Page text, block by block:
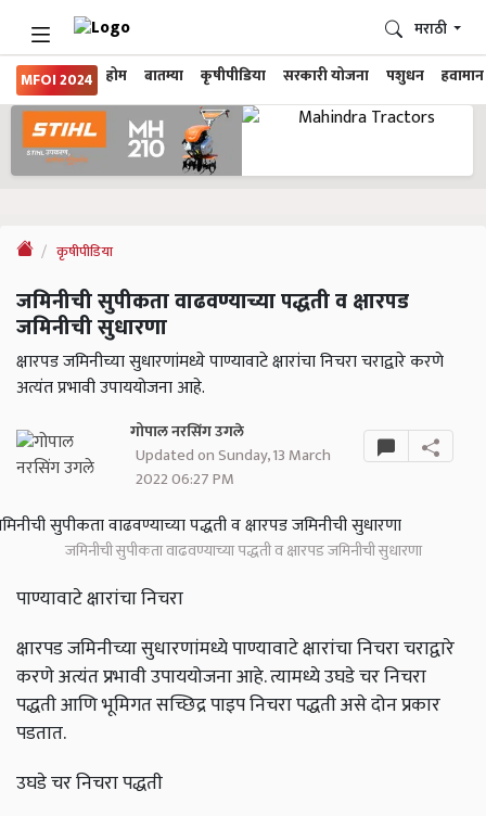
MFOI 2024 होम बातम्या कृषीपीडिया सरकारी योजना पशुधन हवामान
मराठी
कृषीपीडिया
जमिनीची सुपीकता वाढवण्याच्या पद्धती व क्षारपड
जमिनीची सुधारणा
क्षारपड जमिनीच्या सुधारणांमध्ये पाण्यावाटे क्षारांचा निचरा चराद्वारे करणे
अत्यंत प्रभावी उपाययोजना आहे.
गोपाल नरसिंग उगले
Updated on Sunday, 13 March
2022 06:27 PM
जमिनीची सुपीकता वाढवण्याच्या पद्धती व क्षारपड जमिनीची सुधारणा
पाण्यावाटे क्षारांचा निचरा
क्षारपड जमिनीच्या सुधारणांमध्ये पाण्यावाटे क्षारांचा निचरा चराद्वारे
करणे अत्यंत प्रभावी उपाययोजना आहे. त्यामध्ये उघडे चर निचरा
पद्धती आणि भूमिगत सच्छिद्र पाइप निचरा पद्धती असे दोन प्रकार
पडतात.
उघडे चर निचरा पद्धती